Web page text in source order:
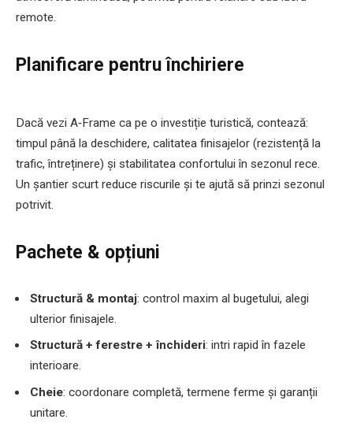
remote.
Planificare pentru închiriere
Dacă vezi A‑Frame ca pe o investiție turistică, contează:
timpul până la deschidere, calitatea finisajelor (rezistență la
trafic, întreținere) și stabilitatea confortului în sezonul rece.
Un șantier scurt reduce riscurile și te ajută să prinzi sezonul
potrivit.
Pachete & opțiuni
Structură & montaj: control maxim al bugetului, alegi
ulterior finisajele.
Structură + ferestre + închideri: intri rapid în fazele
interioare.
Cheie: coordonare completă, termene ferme și garanții
unitare.